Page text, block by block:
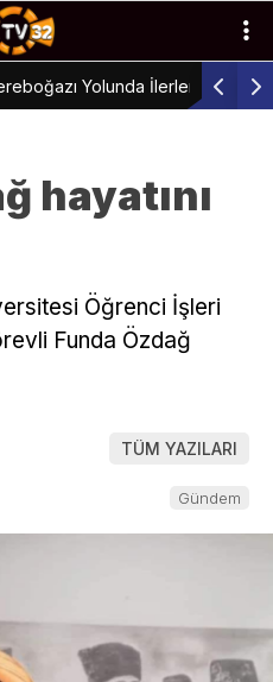
Sağlandı
hayatını
Öğrenci İşleri
Funda Özdağ
TÜM YAZILARI
Gündem